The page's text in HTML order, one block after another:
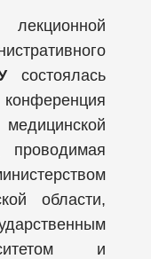
состоялась
проводимая
области,
и